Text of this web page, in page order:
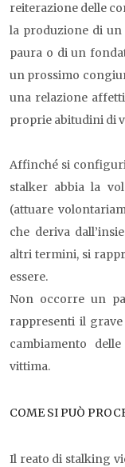
reiterazione delle
la produzione di
paura o di un
un prossimo
una relazione
proprie abitudini di
Affinché si
stalker abbia la
(attuare
che deriva
altri termini, si
essere.
Non occorre un
rappresenti il
cambiamento
vittima.
COME SI PUÒ
Il reato di stalking